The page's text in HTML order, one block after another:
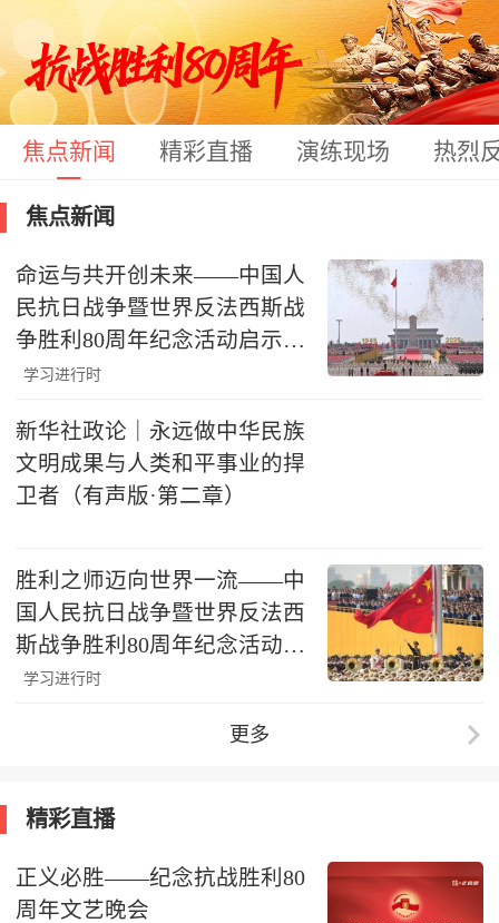
焦点新闻 精彩直播 演练现场 热烈
焦点新闻
命运与共开创未来——中国人
民抗日战争暨世界反法西斯战
争胜利80周年纪念活动启示录
（五）
学习进行时
新华社政论｜永远做中华民族
文明成果与人类和平事业的捍
卫者（有声版·第二章）
胜利之师迈向世界一流——中
国人民抗日战争暨世界反法西
斯战争胜利80周年纪念活动启
示录（三）
学习进行时
更多
精彩直播
正义必胜——纪念抗战胜利80
周年文艺晚会